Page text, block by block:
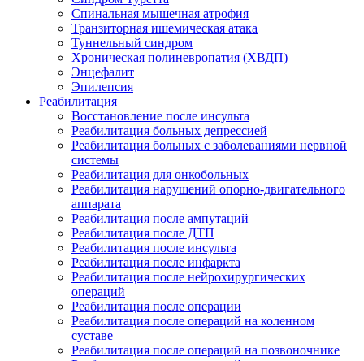
Спинальная мышечная атрофия
Транзиторная ишемическая атака
Туннельный синдром
Хроническая полиневропатия (ХВДП)
Энцефалит
Эпилепсия
Реабилитация
Восстановление после инсульта
Реабилитация больных депрессией
Реабилитация больных с заболеваниями нервной
системы
Реабилитация для онкобольных
Реабилитация нарушений опорно-двигательного
аппарата
Реабилитация после ампутаций
Реабилитация после ДТП
Реабилитация после инсульта
Реабилитация после инфаркта
Реабилитация после нейрохирургических
операций
Реабилитация после операции
Реабилитация после операций на коленном
суставе
Реабилитация после операций на позвоночнике